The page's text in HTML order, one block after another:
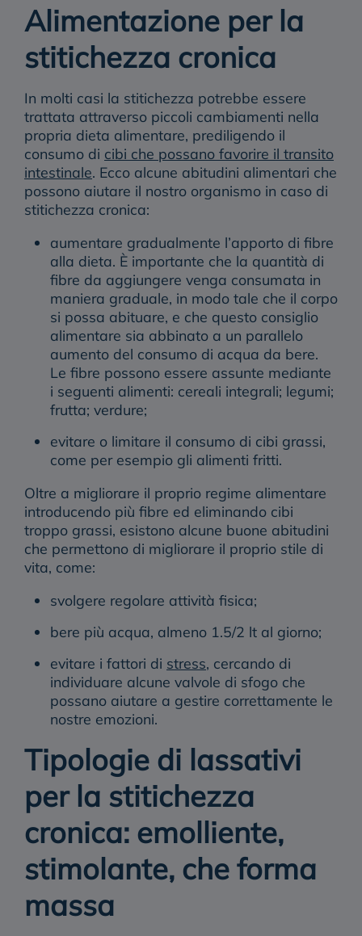
Alimentazione per la
stitichezza cronica
In molti casi la stitichezza potrebbe essere
trattata attraverso piccoli cambiamenti nella
propria dieta alimentare, prediligendo il
consumo di cibi che possano favorire il transito
intestinale. Ecco alcune abitudini alimentari che
possono aiutare il nostro organismo in caso di
stitichezza cronica:
aumentare gradualmente l’apporto di fibre
alla dieta. È importante che la quantità di
fibre da aggiungere venga consumata in
maniera graduale, in modo tale che il corpo
si possa abituare, e che questo consiglio
alimentare sia abbinato a un parallelo
aumento del consumo di acqua da bere.
Le fibre possono essere assunte mediante
i seguenti alimenti: cereali integrali; legumi;
frutta; verdure;
evitare o limitare il consumo di cibi grassi,
come per esempio gli alimenti fritti.
Oltre a migliorare il proprio regime alimentare
introducendo più fibre ed eliminando cibi
troppo grassi, esistono alcune buone abitudini
che permettono di migliorare il proprio stile di
vita, come:
svolgere regolare attività fisica;
bere più acqua, almeno 1.5/2 lt al giorno;
evitare i fattori di stress, cercando di
individuare alcune valvole di sfogo che
possano aiutare a gestire correttamente le
nostre emozioni.
Tipologie di lassativi
per la stitichezza
cronica: emolliente,
stimolante, che forma
massa